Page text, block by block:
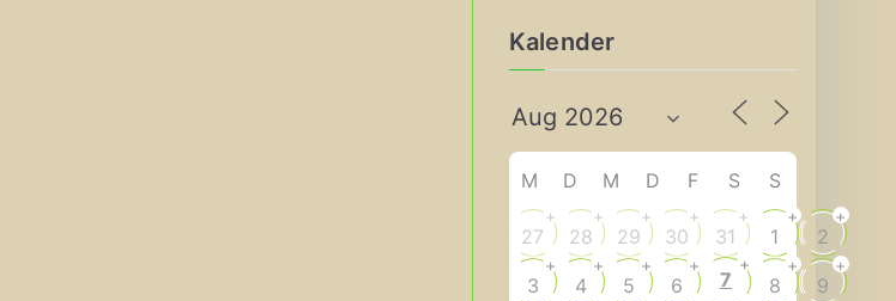
h
v
Kalender
M D M D F S S
27
+
28
+
29
+
30
+
31
+
1
+
2
+
3
+
4
+
5
+
6
+
7
+
8
+
9
+